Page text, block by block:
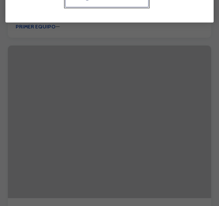
El CD Tenerife no consigue sumar en el Estadio
PRIMER EQUIPO